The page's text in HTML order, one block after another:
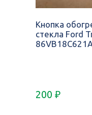
Кнопка
стекла Ford
200 ₽